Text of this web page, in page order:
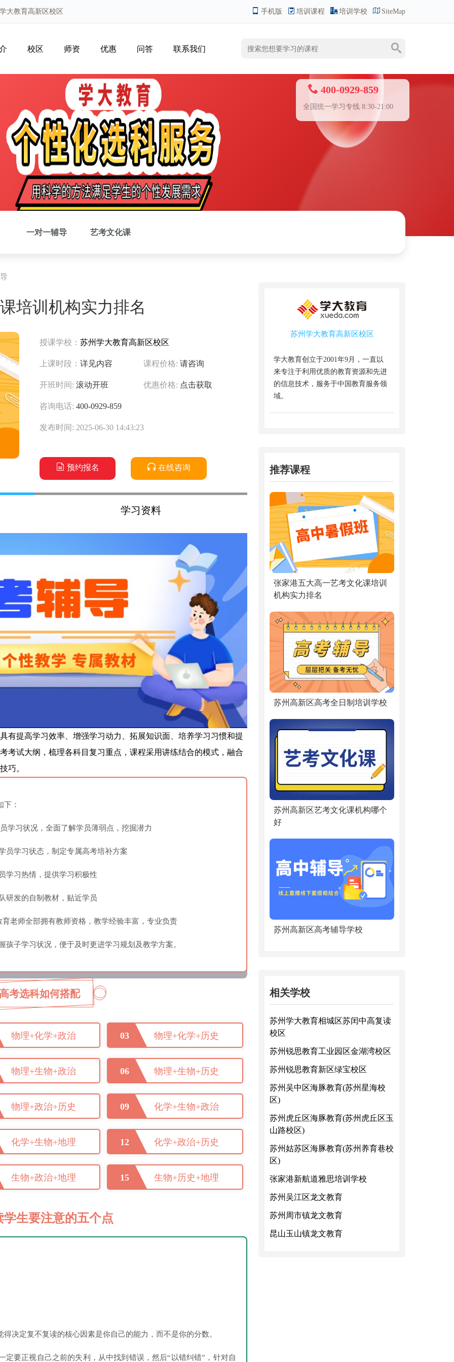
手机版 培训课程 培训学校 SiteMap
大教育高新区校区
校区 师资 优惠 问答 联系我们
400-0929-859
全国统一学习专线 8:30-21:00
一对一辅导 艺考文化课
培训机构实力排名
授课学校： 苏州学大教育高新区校区
上课时段： 详见内容 课程价格: 请咨询
开班时间: 滚动开班 优惠价格: 点击获取
咨询电话: 400-0929-859
发布时间: 2025-06-30 14:43:23
预约报名 在线咨询
学习资料
有提高学习效率、增强学习动力、拓展知识面、培养学习习惯和提
考试大纲，梳理各科目复习重点，课程采用讲练结合的模式，融合
巧。
：
学习状况，全面了解学员薄弱点，挖掘潜力
员学习状态，制定专属高考培补方案
学习热情，提供学习积极性
研发的自制教材，贴近学员
老师全部拥有教师资格，教学经验丰富，专业负责
子学习状况，便于及时更进学习规划及教学方案。
考选科如何搭配
物理+化学+政治 03 物理+化学+历史
物理+生物+政治 06 物理+生物+历史
物理+政治+历史 09 化学+生物+政治
化学+生物+地理 12 化学+政治+历史
生物+政治+地理 15 生物+历史+地理
学生要注意的五个点
决定复不复读的核心因素是你自己的能力，而不是你的分数。
要正视自己之前的失利，从中找到错误，然后“以错纠错”，针对自
苏州学大教育高新区校区
学大教育创立于2001年9月，一直以
来专注于利用优质的教育资源和先进
的信息技术，服务于中国教育服务领
域。
推荐课程
张家港五大高一艺考文化课培训
机构实力排名
苏州高新区高考全日制培训学校
苏州高新区艺考文化课机构哪个
好
苏州高新区高考辅导学校
相关学校
苏州学大教育相城区苏闰中高复读
校区
苏州锐思教育工业园区金湖湾校区
苏州锐思教育新区绿宝校区
苏州吴中区海豚教育(苏州星海校
区)
苏州虎丘区海豚教育(苏州虎丘区玉
山路校区)
苏州姑苏区海豚教育(苏州养育巷校
区)
张家港新航道雅思培训学校
苏州吴江区龙文教育
苏州周市镇龙文教育
昆山玉山镇龙文教育